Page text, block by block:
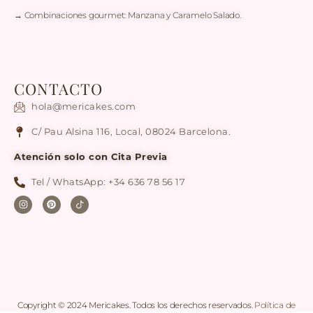
→ Combinaciones gourmet: Manzana y Caramelo Salado.
CONTACTO
hola@mericakes.com
C/ Pau Alsina 116, Local, 08024 Barcelona.
Atención solo con Cita Previa
Tel / WhatsApp: +34 636 78 56 17
Copyright © 2024 Mericakes. Todos los derechos reservados. Política de